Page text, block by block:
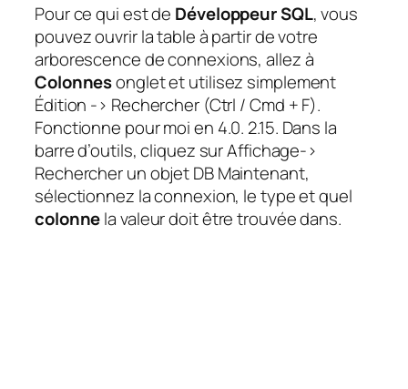
Pour ce qui est de Développeur SQL, vous
pouvez ouvrir la table à partir de votre
arborescence de connexions, allez à
Colonnesonglet et utilisez simplement
Édition -> Rechercher (Ctrl / Cmd + F).
Fonctionne pour moi en 4.0. 2.15. Dans la
barre d’outils, cliquez sur Affichage->
Rechercher un objet DB Maintenant,
sélectionnez la connexion, le type et quel
colonnela valeur doit être trouvée dans.